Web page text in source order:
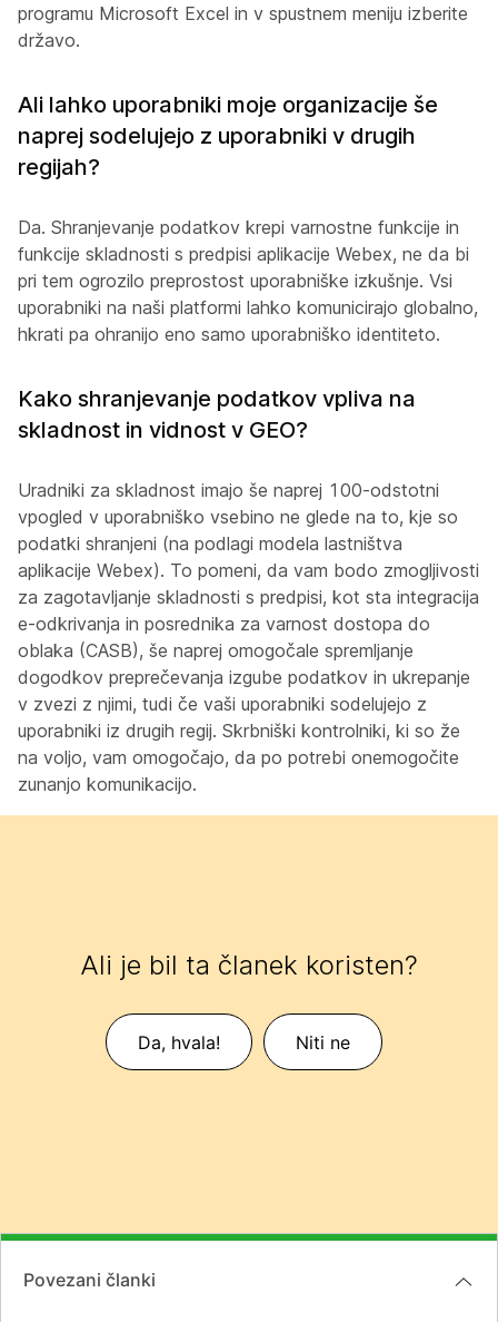
programu Microsoft Excel in v spustnem meniju izberite
državo.
Ali lahko uporabniki moje organizacije še
naprej sodelujejo z uporabniki v drugih
regijah?
Da. Shranjevanje podatkov krepi varnostne funkcije in
funkcije skladnosti s predpisi aplikacije Webex, ne da bi
pri tem ogrozilo preprostost uporabniške izkušnje. Vsi
uporabniki na naši platformi lahko komunicirajo globalno,
hkrati pa ohranijo eno samo uporabniško identiteto.
Kako shranjevanje podatkov vpliva na
skladnost in vidnost v GEO?
Uradniki za skladnost imajo še naprej 100-odstotni
vpogled v uporabniško vsebino ne glede na to, kje so
podatki shranjeni (na podlagi modela lastništva
aplikacije Webex). To pomeni, da vam bodo zmogljivosti
za zagotavljanje skladnosti s predpisi, kot sta integracija
e-odkrivanja in posrednika za varnost dostopa do
oblaka (CASB), še naprej omogočale spremljanje
dogodkov preprečevanja izgube podatkov in ukrepanje
v zvezi z njimi, tudi če vaši uporabniki sodelujejo z
uporabniki iz drugih regij. Skrbniški kontrolniki, ki so že
na voljo, vam omogočajo, da po potrebi onemogočite
zunanjo komunikacijo.
Ali je bil ta članek koristen?
Da, hvala! Niti ne
Povezani članki